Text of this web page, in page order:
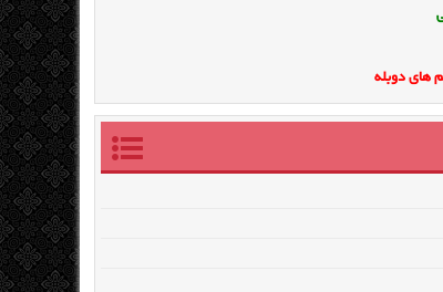
های دوبله